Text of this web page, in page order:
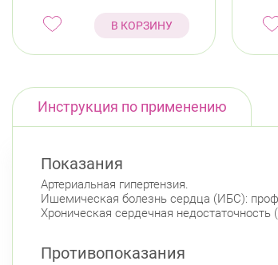
В КОРЗИНУ
Инструкция по применению
Показания
Артериальная гипертензия.
Ишемическая болезнь сердца (ИБС):
Хроническая сердечная недостаточность
Противопоказания